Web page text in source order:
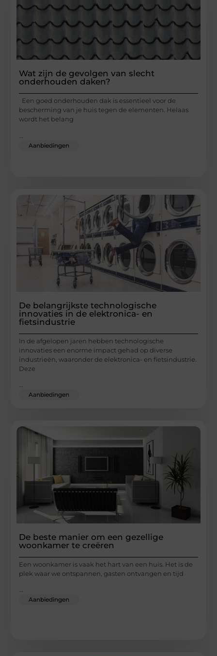
Wat zijn de gevolgen van slecht
onderhouden daken?
Een goed onderhouden dak is essentieel voor de
bescherming van je huis tegen de elementen. Helaas
wordt het belang
Aanbiedingen
De belangrijkste technologische
innovaties in de elektronica- en
fietsindustrie
In de afgelopen jaren hebben technologische
innovaties een enorme impact gehad op diverse
industrieën, waaronder de elektronica- en fietsindustrie.
Deze
Aanbiedingen
De beste manier om een gezellige
woonkamer te creëren
Een woonkamer is vaak het hart van een huis. Het is de
plek waar we ontspannen, gasten ontvangen en tijd
...
Aanbiedingen